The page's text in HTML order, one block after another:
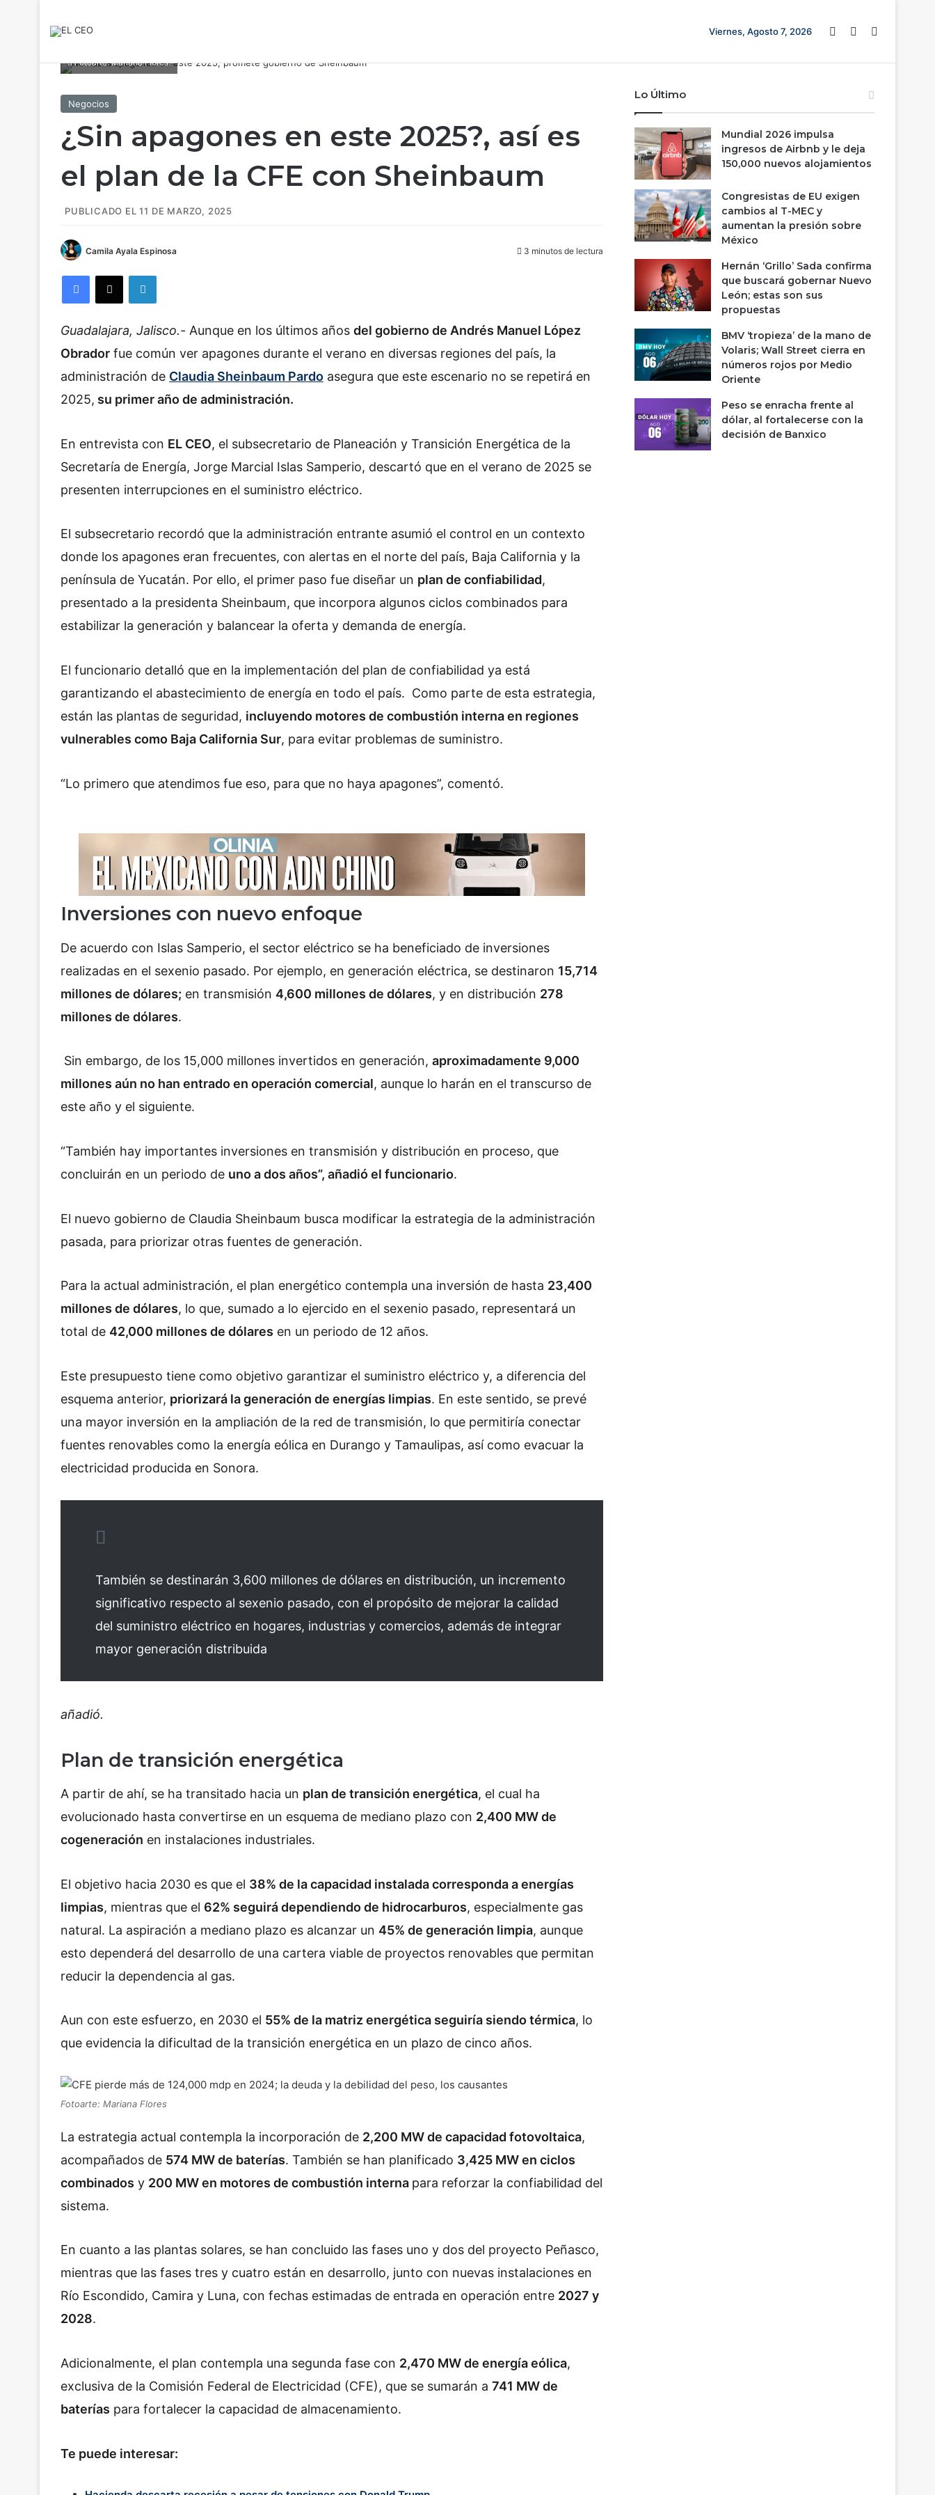
Viernes, Agosto 7, 2026 Barra lateral
Switch skin
Fotoarte: Mariana Flores.
Negocios
¿Sin apagones en este 2025?, así es
el plan de la CFE con Sheinbaum
PUBLICADO EL 11 DE MARZO, 2025
Camila Ayala Espinosa 3 minutos de lectura
Guadalajara, Jalisco.- Aunque en los últimos años del gobierno de Andrés Manuel López
Obrador fue común ver apagones durante el verano en diversas regiones del país, la
administración de Claudia Sheinbaum Pardo asegura que este escenario no se repetirá en
2025, su primer año de administración.
En entrevista con EL CEO, el subsecretario de Planeación y Transición Energética de la
Secretaría de Energía, Jorge Marcial Islas Samperio, descartó que en el verano de 2025 se
presenten interrupciones en el suministro eléctrico.
El subsecretario recordó que la administración entrante asumió el control en un contexto
donde los apagones eran frecuentes, con alertas en el norte del país, Baja California y la
península de Yucatán. Por ello, el primer paso fue diseñar un plan de confiabilidad,
presentado a la presidenta Sheinbaum, que incorpora algunos ciclos combinados para
estabilizar la generación y balancear la oferta y demanda de energía.
El funcionario detalló que en la implementación del plan de confiabilidad ya está
garantizando el abastecimiento de energía en todo el país. Como parte de esta estrategia,
están las plantas de seguridad, incluyendo motores de combustión interna en regiones
vulnerables como Baja California Sur, para evitar problemas de suministro.
“Lo primero que atendimos fue eso, para que no haya apagones”, comentó.
Inversiones con nuevo enfoque
De acuerdo con Islas Samperio, el sector eléctrico se ha beneficiado de inversiones
realizadas en el sexenio pasado. Por ejemplo, en generación eléctrica, se destinaron 15,714
millones de dólares; en transmisión 4,600 millones de dólares, y en distribución 278
millones de dólares.
Sin embargo, de los 15,000 millones invertidos en generación, aproximadamente 9,000
millones aún no han entrado en operación comercial, aunque lo harán en el transcurso de
este año y el siguiente.
“También hay importantes inversiones en transmisión y distribución en proceso, que
concluirán en un periodo de uno a dos años”, añadió el funcionario.
El nuevo gobierno de Claudia Sheinbaum busca modificar la estrategia de la administración
pasada, para priorizar otras fuentes de generación.
Para la actual administración, el plan energético contempla una inversión de hasta 23,400
millones de dólares, lo que, sumado a lo ejercido en el sexenio pasado, representará un
total de 42,000 millones de dólares en un periodo de 12 años.
Este presupuesto tiene como objetivo garantizar el suministro eléctrico y, a diferencia del
esquema anterior, priorizará la generación de energías limpias. En este sentido, se prevé
una mayor inversión en la ampliación de la red de transmisión, lo que permitiría conectar
fuentes renovables como la energía eólica en Durango y Tamaulipas, así como evacuar la
electricidad producida en Sonora.
También se destinarán 3,600 millones de dólares en distribución, un incremento
significativo respecto al sexenio pasado, con el propósito de mejorar la calidad
del suministro eléctrico en hogares, industrias y comercios, además de integrar
mayor generación distribuida
añadió.
Plan de transición energética
A partir de ahí, se ha transitado hacia un plan de transición energética, el cual ha
evolucionado hasta convertirse en un esquema de mediano plazo con 2,400 MW de
cogeneración en instalaciones industriales.
El objetivo hacia 2030 es que el 38% de la capacidad instalada corresponda a energías
limpias, mientras que el 62% seguirá dependiendo de hidrocarburos, especialmente gas
natural. La aspiración a mediano plazo es alcanzar un 45% de generación limpia, aunque
esto dependerá del desarrollo de una cartera viable de proyectos renovables que permitan
reducir la dependencia al gas.
Aun con este esfuerzo, en 2030 el 55% de la matriz energética seguiría siendo térmica, lo
que evidencia la dificultad de la transición energética en un plazo de cinco años.
Fotoarte: Mariana Flores
La estrategia actual contempla la incorporación de 2,200 MW de capacidad fotovoltaica,
acompañados de 574 MW de baterías. También se han planificado 3,425 MW en ciclos
combinados y 200 MW en motores de combustión interna para reforzar la confiabilidad del
sistema.
En cuanto a las plantas solares, se han concluido las fases uno y dos del proyecto Peñasco,
mientras que las fases tres y cuatro están en desarrollo, junto con nuevas instalaciones en
Río Escondido, Camira y Luna, con fechas estimadas de entrada en operación entre 2027 y
2028.
Adicionalmente, el plan contempla una segunda fase con 2,470 MW de energía eólica,
exclusiva de la Comisión Federal de Electricidad (CFE), que se sumarán a 741 MW de
baterías para fortalecer la capacidad de almacenamiento.
Te puede interesar:
Lo Último
Mundial 2026 impulsa
ingresos de Airbnb y le deja
150,000 nuevos alojamientos
Congresistas de EU exigen
cambios al T-MEC y
aumentan la presión sobre
México
Hernán ‘Grillo’ Sada confirma
que buscará gobernar Nuevo
León; estas son sus
propuestas
BMV ‘tropieza’ de la mano de
Volaris; Wall Street cierra en
números rojos por Medio
Oriente
Peso se enracha frente al
dólar, al fortalecerse con la
decisión de Banxico